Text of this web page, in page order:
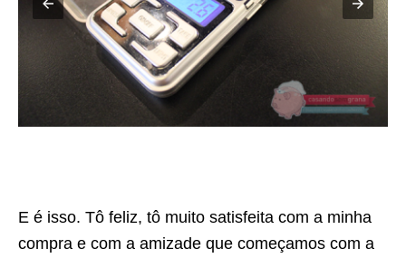
E é isso. Tô feliz, tô muito satisfeita com a minha
compra e com a amizade que começamos com a